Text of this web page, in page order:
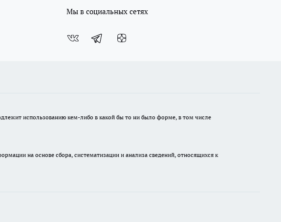
Мы в социальных сетях
использованию кем-либо в какой бы то ни было форме, в том числе
на основе сбора, систематизации и анализа сведений, относящихся к